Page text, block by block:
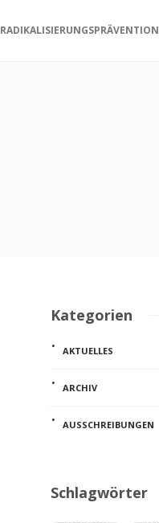
RADIKALISIERUNGSPRÄVENTION
Kategorien
AKTUELLES
ARCHIV
AUSSCHREIBUNGEN
Schlagwörter